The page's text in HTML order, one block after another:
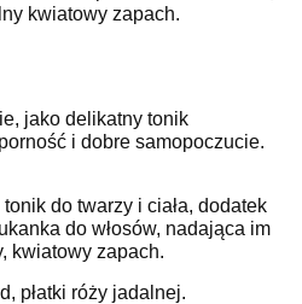
kwiatowy zapach.
jako delikatny tonik
i dobre samopoczucie.
do twarzy i ciała, dodatek
do włosów, nadająca im
kwiatowy zapach.
płatki róży jadalnej.